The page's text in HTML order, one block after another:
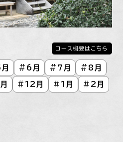
コース概要はこちら
# 6月 # 7月 # 8月
#12月 #1月 # 2月